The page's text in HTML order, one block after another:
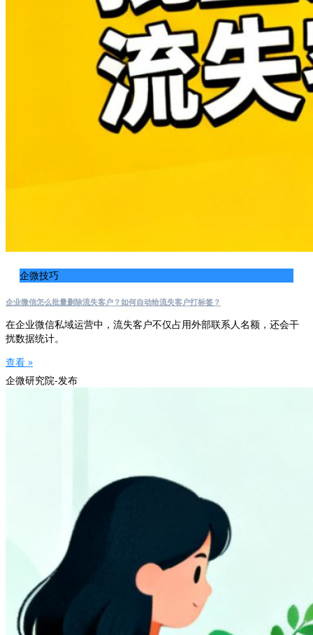
企微技巧
企业微信怎么批量删除流失客户？如何自动给流失客户打标签？
在企业微信私域运营中，流失客户不仅占用外部联系人名额，还会干
扰数据统计。
查看 »
企微研究院-发布